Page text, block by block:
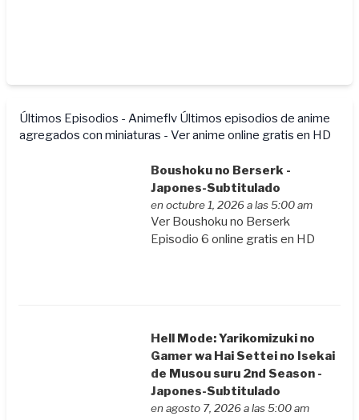
Últimos Episodios - Animeflv Últimos episodios de anime
agregados con miniaturas - Ver anime online gratis en HD
Boushoku no Berserk -
Japones-Subtitulado
en octubre 1, 2026 a las 5:00 am
Ver Boushoku no Berserk
Episodio 6 online gratis en HD
Hell Mode: Yarikomizuki no
Gamer wa Hai Settei no Isekai
de Musou suru 2nd Season -
Japones-Subtitulado
en agosto 7, 2026 a las 5:00 am